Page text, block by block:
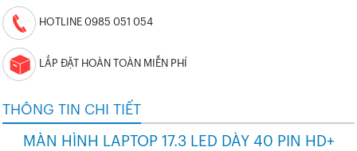
HOTLINE 0985 051 054
LẮP ĐẶT HOÀN TOÀN MIỄN PHÍ
THÔNG TIN CHI TIẾT
MÀN HÌNH LAPTOP 17.3 LED DÀY 40 PIN HD+